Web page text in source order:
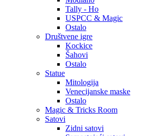
Tally - Ho
USPCC & Magic
Ostalo
Društvene igre
Kockice
Šahovi
Ostalo
Statue
Mitologija
Venecijanske maske
Ostalo
Magic & Tricks Room
Satovi
Zidni satovi